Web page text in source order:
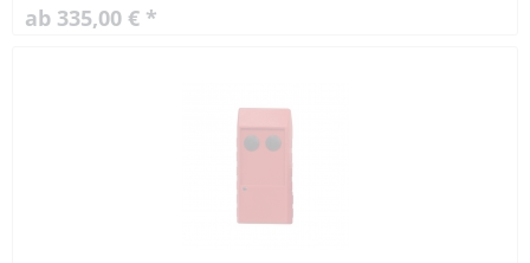
ab 335,00 € *